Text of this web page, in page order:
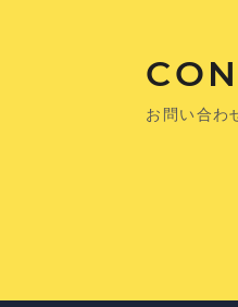
お問い合わ